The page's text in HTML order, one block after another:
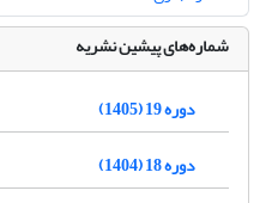
شماره‌های پیشین نشریه
دوره 19 (1405)
دوره 18 (1404)